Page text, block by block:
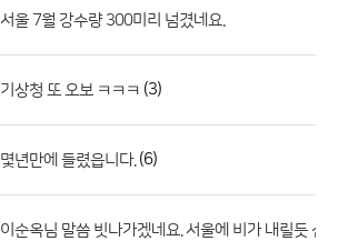
서울 7월 강수량 300미리 넘겼네요.
기상청 또 오보 ㅋㅋㅋ (3)
몇년만에 들렸읍니다. (6)
이순옥님 말씀 빗나가겠네요. 서울에 비가 내릴듯 선